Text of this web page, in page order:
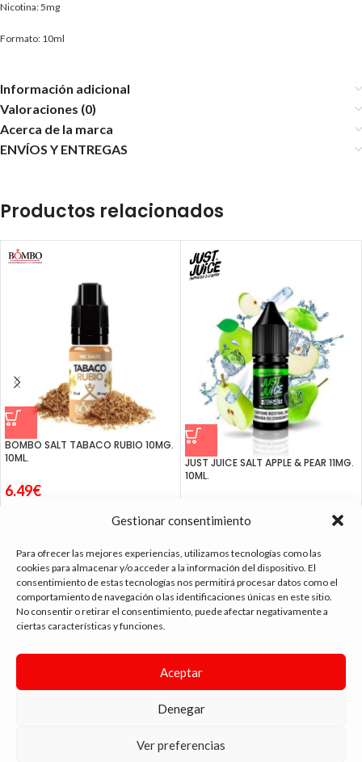
Gestionar consentimiento
Para ofrecer las mejores experiencias, utilizamos tecnologías como las
cookies para almacenar y/o acceder a la información del dispositivo. El
consentimiento de estas tecnologías nos permitirá procesar datos como el
comportamiento de navegación o las identificaciones únicas en este sitio.
No consentir o retirar el consentimiento, puede afectar negativamente a
ciertas características y funciones.
Aceptar
Denegar
Ver preferencias
Nicotina: 5mg
Formato: 10ml
Información adicional
Valoraciones (0)
Acerca de la marca
ENVÍOS Y ENTREGAS
Productos relacionados
BOMBO SALT TABACO RUBIO 10MG.
10ML.
6.49€
JUST JUICE SALT APPLE & PEAR 11MG.
10ML.
tienda vapeo málaga
💬 ¿Necesitas ayuda?